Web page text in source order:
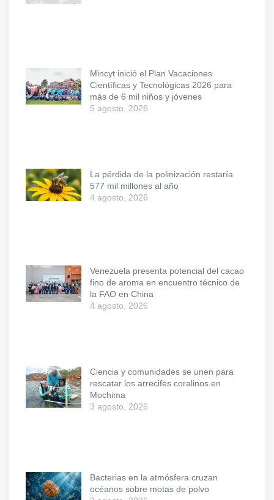
Mincyt inició el Plan Vacaciones
Científicas y Tecnológicas 2026 para
más de 6 mil niños y jóvenes
5 agosto, 2026
La pérdida de la polinización restaría
577 mil millones al año
4 agosto, 2026
Venezuela presenta potencial del cacao
fino de aroma en encuentro técnico de
la FAO en China
4 agosto, 2026
Ciencia y comunidades se unen para
rescatar los arrecifes coralinos en
Mochima
3 agosto, 2026
Bacterias en la atmósfera cruzan
océanos sobre motas de polvo